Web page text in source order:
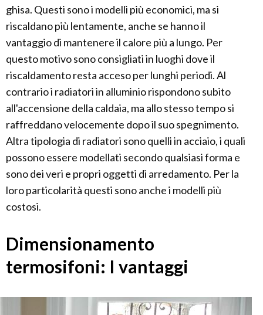
ghisa. Questi sono i modelli più economici, ma si
riscaldano più lentamente, anche se hanno il
vantaggio di mantenere il calore più a lungo. Per
questo motivo sono consigliati in luoghi dove il
riscaldamento resta acceso per lunghi periodi. Al
contrario i radiatori in alluminio rispondono subito
all'accensione della caldaia, ma allo stesso tempo si
raffreddano velocemente dopo il suo spegnimento.
Altra tipologia di radiatori sono quelli in acciaio, i quali
possono essere modellati secondo qualsiasi forma e
sono dei veri e propri oggetti di arredamento. Per la
loro particolarità questi sono anche i modelli più
costosi.
Dimensionamento
termosifoni: I vantaggi